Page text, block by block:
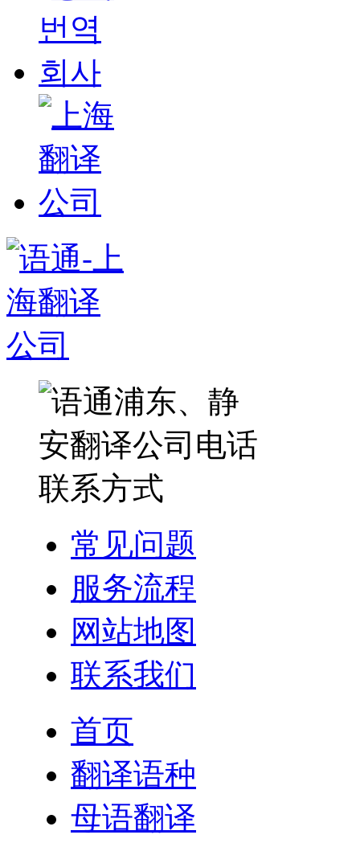
常见问题
服务流程
网站地图
联系我们
首页
翻译语种
母语翻译